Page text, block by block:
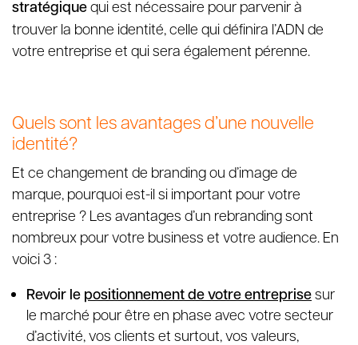
stratégiquequi est nécessaire pour parvenir à
trouver la bonne identité, celle qui définira l’ADN de
votre entreprise et qui sera également pérenne.
Quels sont les avantages d’une nouvelle
identité?
Et ce changement de branding ou d’image de
marque, pourquoi est-il si important pour votre
entreprise ? Les avantages d’un rebranding sont
nombreux pour votre business et votre audience. En
voici 3 :
Revoir le positionnement de votre entreprisesur
le marché pour être en phase avec votre secteur
d’activité, vos clients et surtout, vos valeurs,